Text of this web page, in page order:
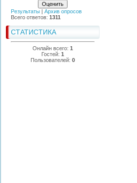
Результаты | Архив опросов
Всего ответов: 1311
СТАТИСТИКА
Онлайн всего: 1
Гостей: 1
Пользователей: 0